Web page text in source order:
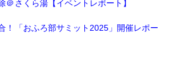
＠さくら湯【イベントレポート】
！「おふろ部サミット2025」開催レポー